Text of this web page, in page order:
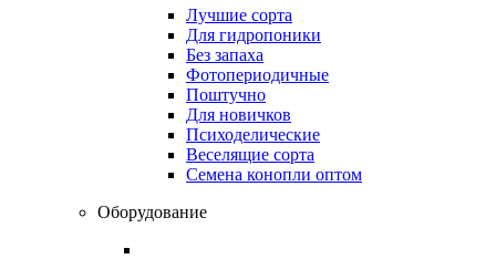
Лучшие сорта
Для гидропоники
Без запаха
Фотопериодичные
Поштучно
Для новичков
Психоделические
Веселящие сорта
Семена конопли оптом
Оборудование